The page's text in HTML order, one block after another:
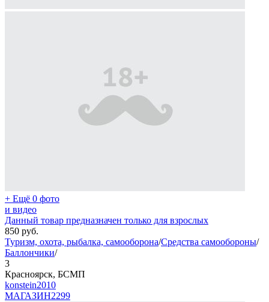
+ Ещё 0 фото
и видео
Данный товар предназначен только для взрослых
850 руб.
Туризм, охота, рыбалка, самооборона/Средства самообороны/
Баллончики/
3
Красноярск, БСМП
konstein2010
МАГАЗИН2299